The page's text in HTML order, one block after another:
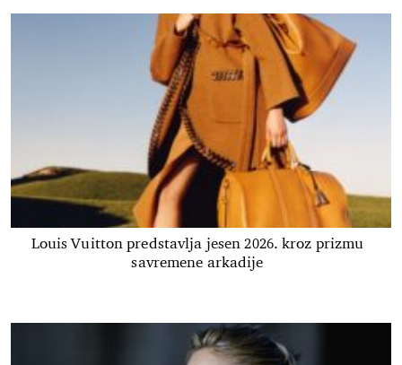
Louis Vuitton predstavlja jesen 2026. kroz prizmu
savremene arkadije